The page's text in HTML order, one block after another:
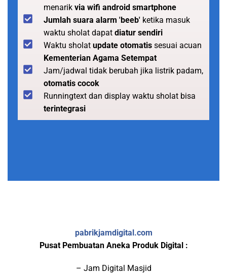
menarik via wifi android smartphone
Jumlah suara alarm 'beeb' ketika masuk
waktu sholat dapat diatur sendiri
Waktu sholat update otomatis sesuai acuan
Kementerian Agama Setempat
Jam/jadwal tidak berubah jika listrik padam,
otomatis cocok
Runningtext dan display waktu sholat bisa
terintegrasi
pabrikjamdigital.com
Pusat Pembuatan Aneka Produk Digital :
– Jam Digital Masjid